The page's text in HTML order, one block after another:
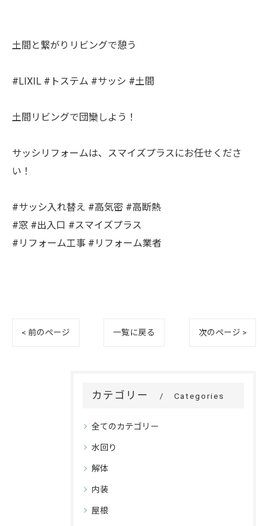
土間と繋がりリビングで憩う
#LIXIL #トステム #サッシ #土間
土間リビングで団欒しよう！
サッシリフォームは、スマイズプラスにお任せくださ
い！
#サッシ入れ替え #高気密 #高断熱
#窓 #出入口 #スマイズプラス
#リフォーム工事 #リフォーム業者
< 前のページ 一覧に戻る 次のページ >
カテゴリー Categories
全てのカテゴリー
水回り
解体
内装
屋根